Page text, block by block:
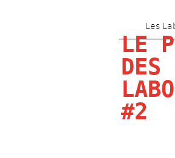
Les
LE
DES
#2